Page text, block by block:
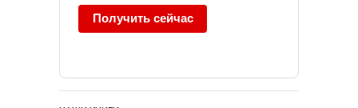
Получить сейчас